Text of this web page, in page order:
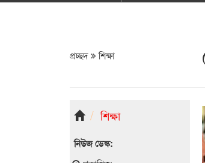
প্রচ্ছদ শিক্ষা
শিক্ষা
নিউজ ডেস্ক: